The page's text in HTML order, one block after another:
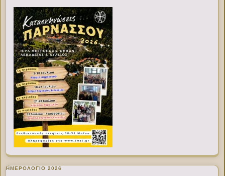
ΗΜΕΡΟΛΟΓΙΟ 2026